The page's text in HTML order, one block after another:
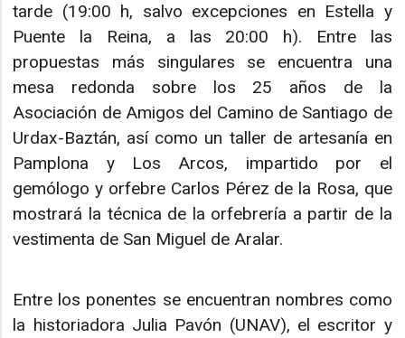
tarde (19:00 h, salvo excepciones en Estella y
Puente la Reina, a las 20:00 h). Entre las
propuestas más singulares se encuentra una
mesa redonda sobre los 25 años de la
Asociación de Amigos del Camino de Santiago de
Urdax-Baztán, así como un taller de artesanía en
Pamplona y Los Arcos, impartido por el
gemólogo y orfebre Carlos Pérez de la Rosa, que
mostrará la técnica de la orfebrería a partir de la
vestimenta de San Miguel de Aralar.
Entre los ponentes se encuentran nombres como
la historiadora Julia Pavón (UNAV), el escritor y